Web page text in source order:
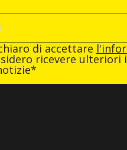
di accettare
ricevere